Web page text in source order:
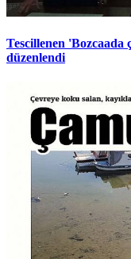
Tescillenen 'Bozcaada
düzenlendi